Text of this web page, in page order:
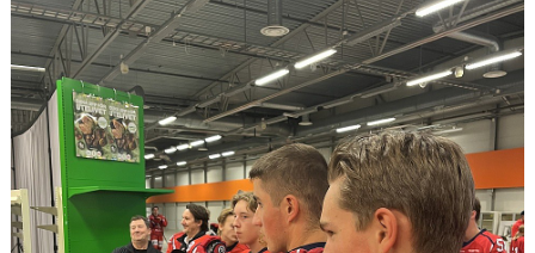
MATCHER
KONTAKT